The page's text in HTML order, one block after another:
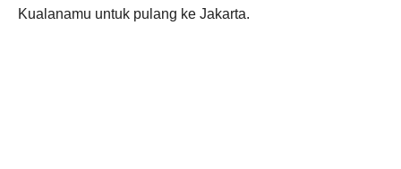
Kualanamu untuk pulang ke Jakarta.